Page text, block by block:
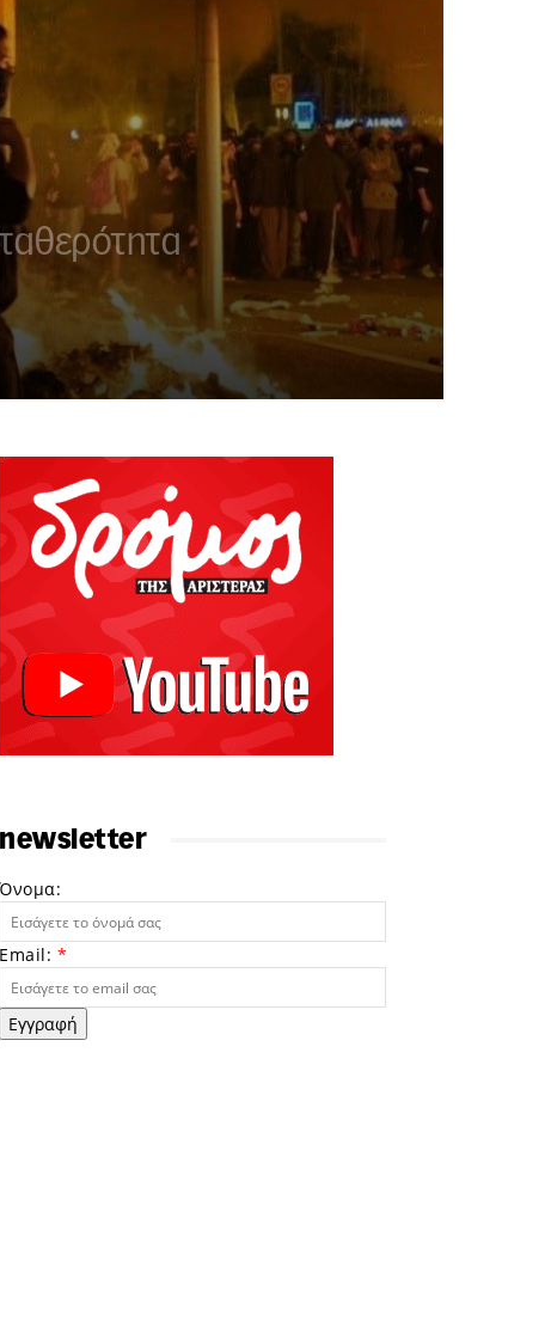
newsletter
Όνομα:
Email: *
Εγγραφή